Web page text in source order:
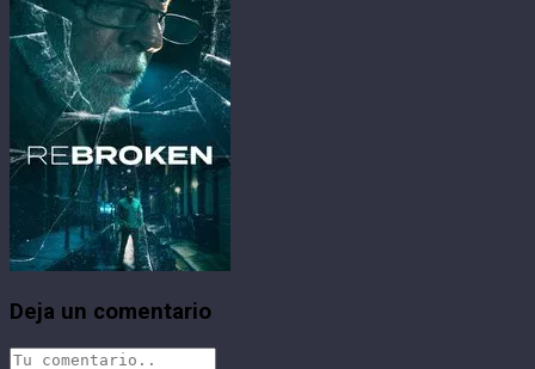
Deja un comentario